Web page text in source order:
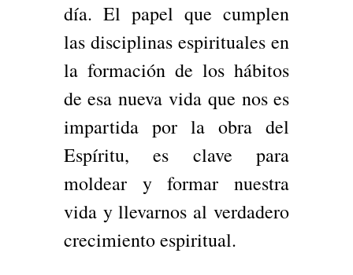
día. El papel que cumplen
las disciplinas espirituales en
la formación de los hábitos
de esa nueva vida que nos es
impartida por la obra del
Espíritu, es clave para
moldear y formar nuestra
vida y llevarnos al verdadero
crecimiento espiritual.